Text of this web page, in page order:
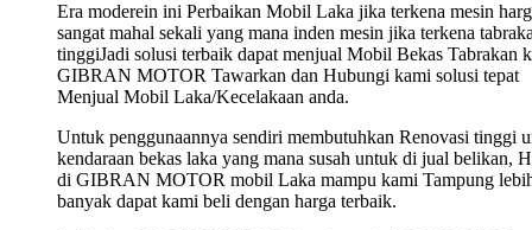
Era moderein ini Perbaikan Mobil Laka jika terkena mesin
sangat mahal sekali yang mana inden mesin jika terkena
tinggiJadi solusi terbaik dapat menjual Mobil Bekas Tabrakan
GIBRAN MOTOR Tawarkan dan Hubungi kami solusi tepat
Menjual Mobil Laka/Kecelakaan anda.
Untuk penggunaannya sendiri membutuhkan Renovasi tinggi
kendaraan bekas laka yang mana susah untuk di jual belikan,
di GIBRAN MOTOR mobil Laka mampu kami Tampung
banyak dapat kami beli dengan harga terbaik.